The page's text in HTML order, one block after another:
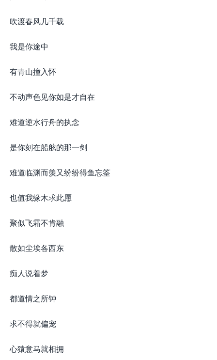
吹渡春风几千载
我是你途中
有青山撞入怀
不动声色见你如是才自在
难道逆水行舟的执念
是你刻在船舷的那一剑
难道临渊而羡又纷纷得鱼忘筌
也值我缘木求此愿
聚似飞霜不肯融
散如尘埃各西东
痴人说着梦
都道情之所钟
求不得就偏宠
心猿意马就相拥